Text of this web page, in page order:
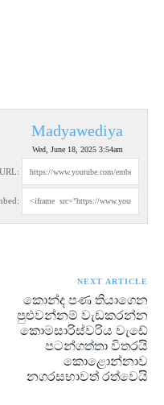
Madyawediya
Wed, June 18, 2025 3:54am
URL:
NEXT ARTICLE
කොන්ද පණ තියාගෙන
පුළුවන්නම් වැඩකරන්න
කොමසාරිස්වරිය වැඩේ
පටන්ගත්තා විතරයි
කොළොන්නාව
නගරසභාවත් රත්වෙයි